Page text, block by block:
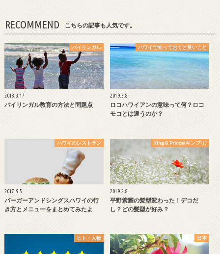
RECOMMEND こちらの記事も人気です。
バイリンガル
2018.3.17
バイリンガル教育の方法と問題点
ハワイで知っておくと良いこと
2019.3.8
ロコハワイアンの意味って何？ロコ
モコとは違うのか？
ハワイのレストラン
2017.9.5
バーガーアンドシングスハワイの行
き方とメニューをまとめてみたよ
King & Prince(キンプリ)
2019.2.8
平野紫耀の髪型変わった！デコだ
し？どの髪型が好み？
ヒト・人物 日本